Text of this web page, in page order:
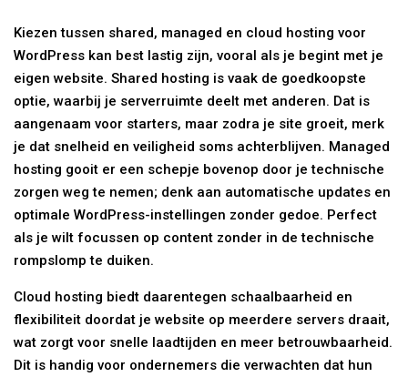
Kiezen tussen shared, managed en cloud hosting voor
WordPress kan best lastig zijn, vooral als je begint met je
eigen website. Shared hosting is vaak de goedkoopste
optie, waarbij je serverruimte deelt met anderen. Dat is
aangenaam voor starters, maar zodra je site groeit, merk
je dat snelheid en veiligheid soms achterblijven. Managed
hosting gooit er een schepje bovenop door je technische
zorgen weg te nemen; denk aan automatische updates en
optimale WordPress-instellingen zonder gedoe. Perfect
als je wilt focussen op content zonder in de technische
rompslomp te duiken.
Cloud hosting biedt daarentegen schaalbaarheid en
flexibiliteit doordat je website op meerdere servers draait,
wat zorgt voor snelle laadtijden en meer betrouwbaarheid.
Dit is handig voor ondernemers die verwachten dat hun